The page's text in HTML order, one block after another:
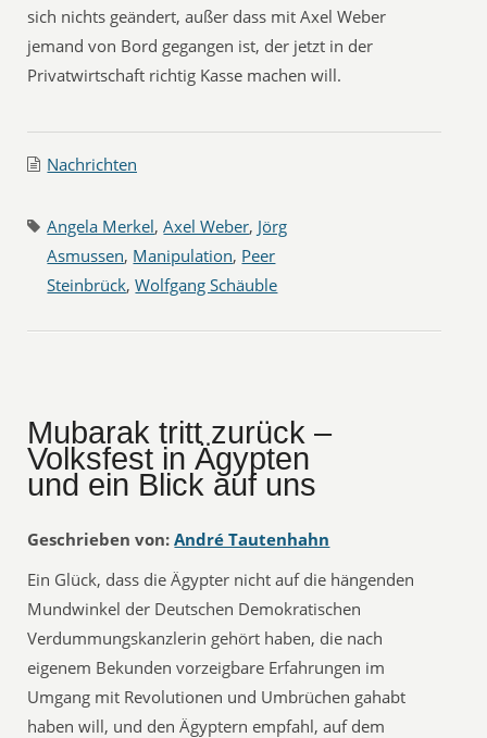
sich nichts geändert, außer dass mit Axel Weber
jemand von Bord gegangen ist, der jetzt in der
Privatwirtschaft richtig Kasse machen will.
Nachrichten
Angela Merkel,Axel Weber, Jörg
Asmussen, Manipulation, Peer
Steinbrück,Wolfgang Schäuble
Mubarak tritt zurück –
Volksfest in Ägypten
und ein Blick auf uns
Geschrieben von: André Tautenhahn
Ein Glück, dass die Ägypter nicht auf die hängenden
Mundwinkel der Deutschen Demokratischen
Verdummungskanzlerin gehört haben, die nach
eigenem Bekunden vorzeigbare Erfahrungen im
Umgang mit Revolutionen und Umbrüchen gahabt
haben will, und den Ägyptern empfahl, auf dem